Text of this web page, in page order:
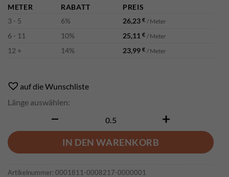
METER RABATT
PREIS
3 - 5
6% 26,23 € / Meter
6 - 11 10% 25,11 € / Meter
12 + 14% 23,99 € / Meter
auf die Wunschliste
Länge auswählen:
IN DEN WARENKORB
Artikelnummer: 0001811-0008217-0000001